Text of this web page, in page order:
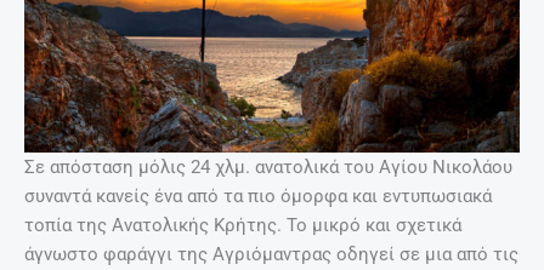
Σε απόσταση μόλις 24 χλμ. ανατολικά του Αγίου Νικολάου
συναντά κανείς ένα από τα πιο όμορφα και εντυπωσιακά
τοπία της Ανατολικής Κρήτης. Το μικρό και σχετικά
άγνωστο φαράγγι της Αγριόμαντρας οδηγεί σε μια από τις